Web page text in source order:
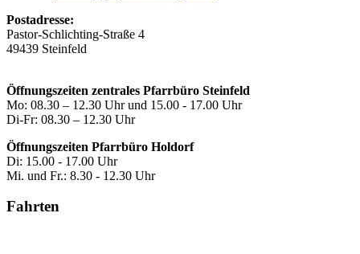
Postadresse:
Pastor-Schlichting-Straße 4
49439 Steinfeld
Öffnungszeiten zentrales Pfarrbüro Steinfeld
Mo: 08.30 – 12.30 Uhr und 15.00 - 17.00 Uhr
Di-Fr: 08.30 – 12.30 Uhr
Öffnungszeiten Pfarrbüro Holdorf
Di: 15.00 - 17.00 Uhr
Mi. und Fr.: 8.30 - 12.30 Uhr
Fahrten